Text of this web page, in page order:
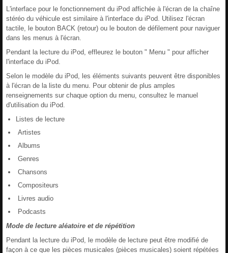
L'interface pour le fonctionnement du iPod affichée à l'écran de la chaîne
stéréo du véhicule est similaire à l'interface du iPod. Utilisez l'écran
tactile, le bouton BACK (retour) ou le bouton de défilement pour naviguer
dans les menus à l'écran.
Pendant la lecture du iPod, effleurez le bouton " Menu " pour afficher
l'interface du iPod.
Selon le modèle du iPod, les éléments suivants peuvent être disponibles
à l'écran de la liste du menu. Pour obtenir de plus amples
renseignements sur chaque option du menu, consultez le manuel
d'utilisation du iPod.
Listes de lecture
Artistes
Albums
Genres
Chansons
Compositeurs
Livres audio
Podcasts
Mode de lecture aléatoire et de répétition
Pendant la lecture du iPod, le modèle de lecture peut être modifié de
façon à ce que les pièces musicales (pièces musicales) soient répétées